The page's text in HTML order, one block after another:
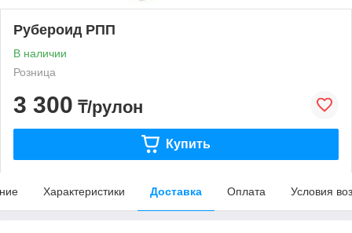
Рубероид РПП
В наличии
Розница
3 300 ₸/рулон
Купить
Характеристики Доставка Оплата Условия